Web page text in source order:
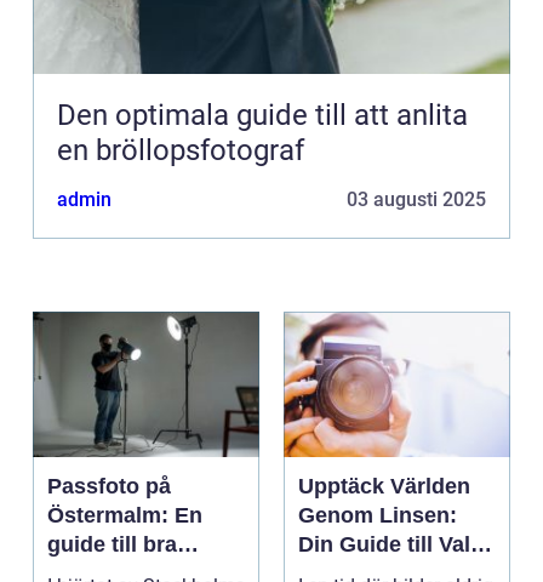
Den optimala guide till att anlita
en bröllopsfotograf
admin 03 augusti 2025
Passfoto på
Östermalm: En
guide till bra
porträttfotograferi
Upptäck Världen
Genom Linsen:
Din Guide till Val
av Fotograf i